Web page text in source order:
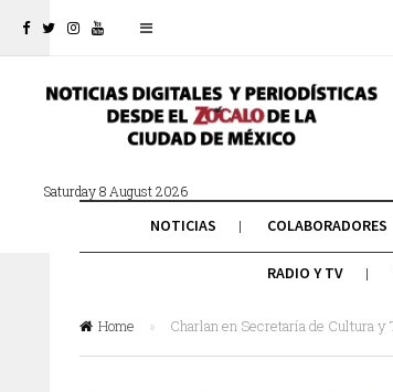
Saturday 8 August 2026
NOTICIAS COLABORADORES
RADIO Y TV
Home » Charlan en Secretaría de Cultura